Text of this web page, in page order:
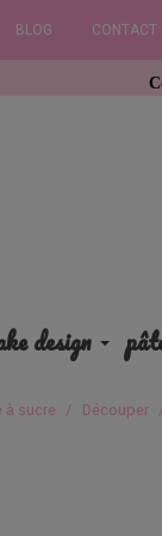
BLOG CONTACT
design
à sucre Découper